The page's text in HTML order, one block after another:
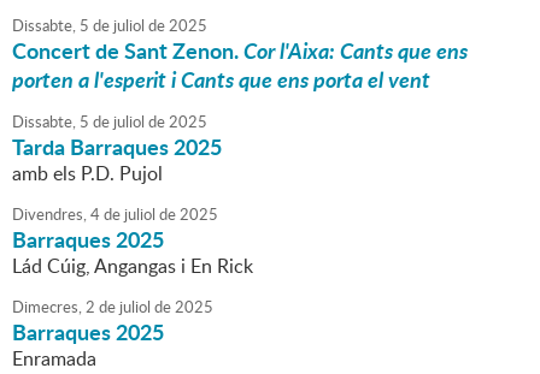
Dissabte, 5 de juliol de2025
Concert de Sant Zenon.Cor l'Aixa: Cants que ens
porten a l'esperit i Cants que ens porta el vent
Dissabte, 5 de juliol de2025
Tarda Barraques 2025
amb els P.D. Pujol
Divendres,4de juliol de2025
Barraques 2025
Lád Cúig, Angangas i En Rick
Dimecres,2 de juliol de2025
Barraques 2025
Enramada